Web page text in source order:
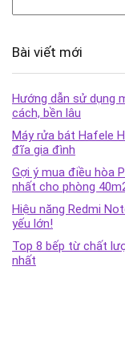
Bài viết mới
Hướng dẫn sử dụng
cách, bền lâu
Máy rửa bát Hafele
đĩa gia đình
Gợi ý mua điều hòa
nhất cho phòng
Hiệu năng Redmi
yếu lớn!
Top 8 bếp từ chất
nhất